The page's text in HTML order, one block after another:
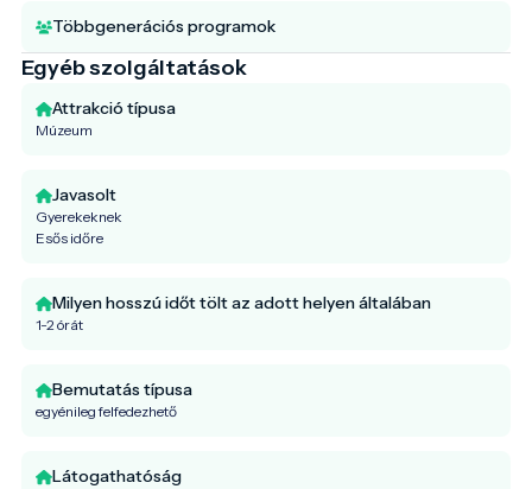
Többgenerációs programok
Egyéb szolgáltatások
Attrakció típusa
Múzeum
Javasolt
Gyerekeknek
Esős időre
Milyen hosszú időt tölt az adott helyen általában
1-2 órát
Bemutatás típusa
egyénileg felfedezhető
Látogathatóság